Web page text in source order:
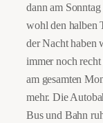
dann am
wohl den halben
der Nacht haben
immer noch recht
am gesamten
mehr. Die
Bus und Bahn